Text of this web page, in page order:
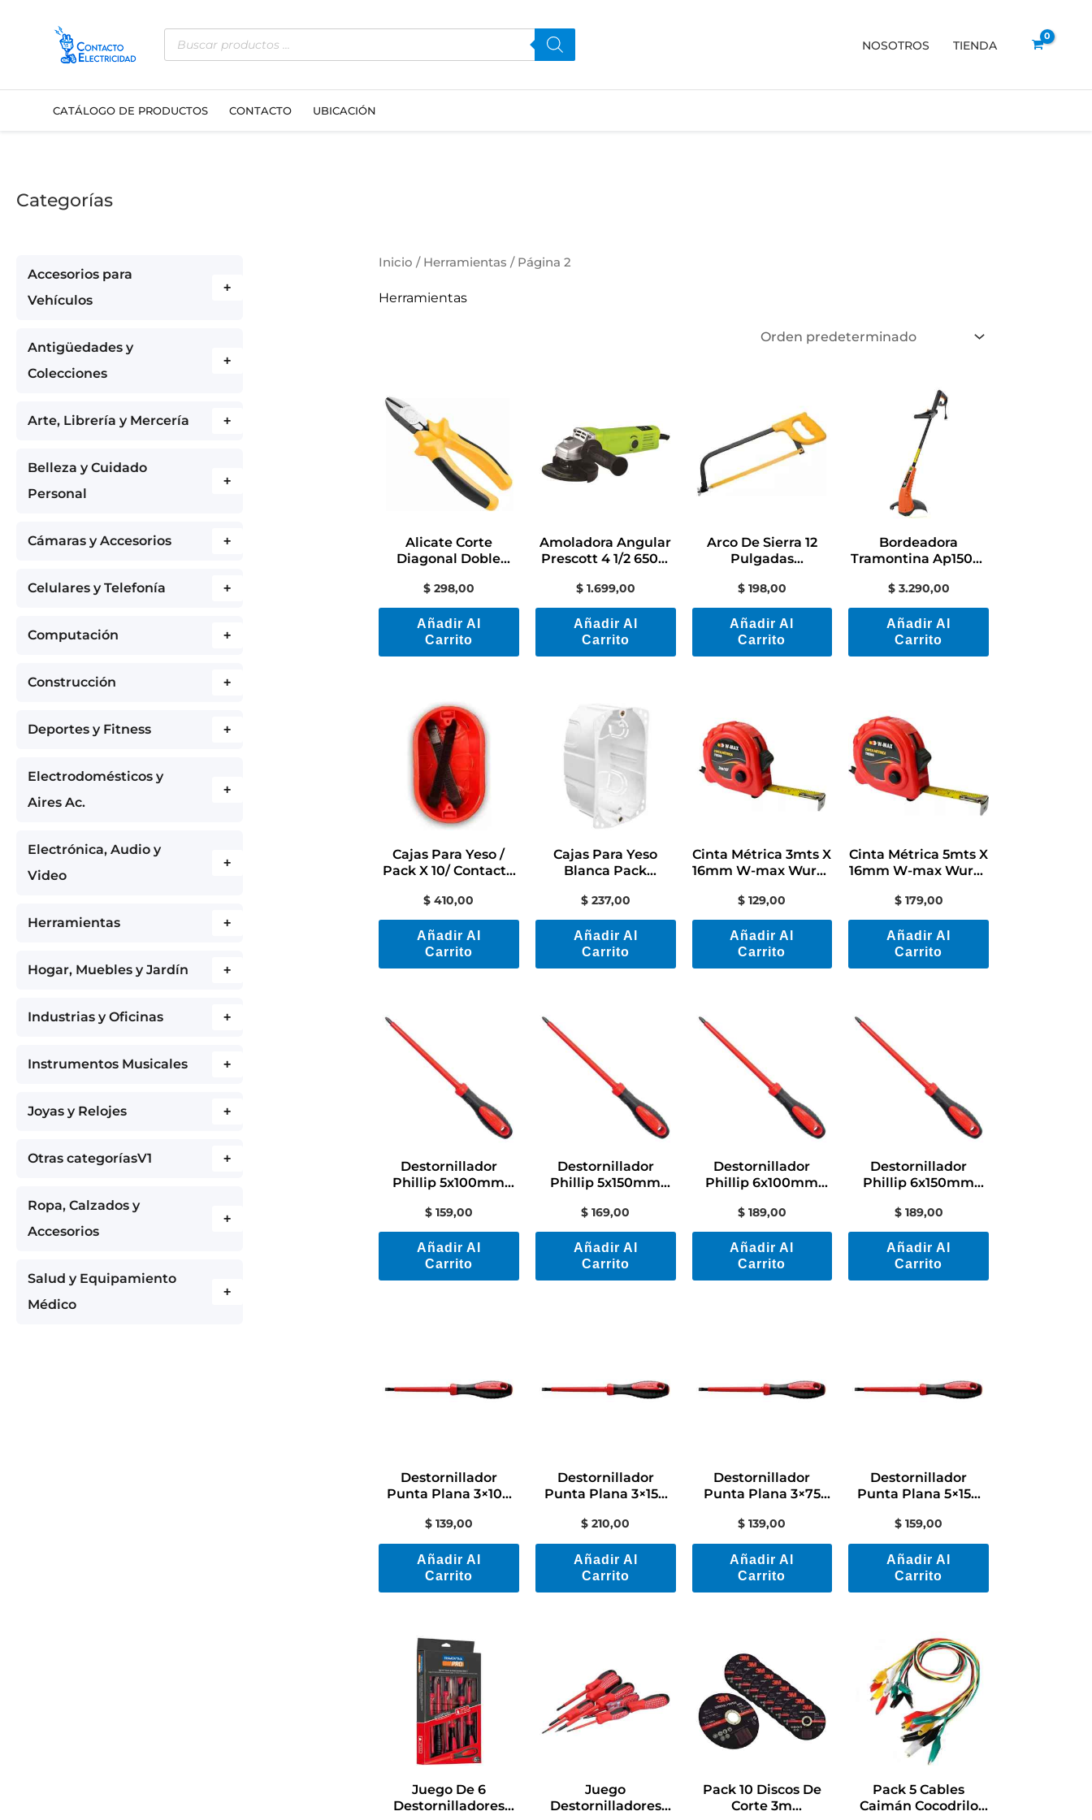
contenido
Búsqueda
de
productos
NOSOTROS TIENDA
CATÁLOGO DE PRODUCTOS CONTACTO UBICACIÓN
Categorías
Accesorios para
Vehículos
+
Antigüedades y
Colecciones
+
Arte, Librería y Mercería +
Belleza y Cuidado
Personal
+
Cámaras y Accesorios +
Celulares y Telefonía +
Computación +
Construcción +
Deportes y Fitness +
Electrodomésticos y
Aires Ac.
+
Electrónica, Audio y
Video
+
Herramientas +
Hogar, Muebles y Jardín +
Industrias y Oficinas +
Instrumentos Musicales +
Joyas y Relojes +
Otras categoríasV1 +
Ropa, Calzados y
Accesorios
+
Salud y Equipamiento
Médico
+
Inicio / Herramientas / Página 2
Herramientas
Alicate Corte
Diagonal Doble
Tramontina
$298,00
Añadir Al
Carrito
Amoladora Angular
Prescott 4 1/2 650w
$1.699,00
Añadir Al
Carrito
Arco De Sierra 12
Pulgadas
Hoja
$198,00
Añadir Al
Carrito
Bordeadora
Tramontina Ap1500t
Negro
Naranja/negro
$3.290,00
Añadir Al
Carrito
Cajas Para Yeso /
Pack X 10/ Contacto
$ 410,00
Añadir Al
Carrito
Cajas Para Yeso
Blanca Pack
Electricidad/colon
$237,00
Añadir Al
Carrito
Cinta Métrica 3mts X
16mm W-max Wurth
Electricidad
$ 129,00
Añadir Al
Carrito
Cinta Métrica 5mts X
16mm W-max Wurth
Electricidad
$179,00
Añadir Al
Carrito
Destornillador
Phillip 5x100mm
Tramontina Pro
$159,00
Añadir Al
Carrito
Destornillador
Phillip 5x150mm
Tramontina Pro
$ 169,00
Añadir Al
Carrito
Destornillador
Phillip 6x100mm
Tramontina Pro
$189,00
Añadir Al
Carrito
Destornillador
Phillip 6x150mm
Tramontina Pro
$189,00
Añadir Al
Carrito
Destornillador
Punta Plana 3×100
Tramontina
$139,00
Añadir Al
Carrito
Destornillador
Punta Plana 3×150
Tramontina
$ 210,00
Añadir Al
Carrito
Destornillador
Punta Plana 3×75
Tramontina
$ 139,00
Añadir Al
Carrito
Destornillador
Punta Plana 5×150
Tramontina
$ 159,00
Añadir Al
Carrito
Juego De 6
Destornilladores
Juego
Destornilladores
Pack 10 Discos De
Corte 3m
Pack 5 Cables
Caimán Cocodrilo